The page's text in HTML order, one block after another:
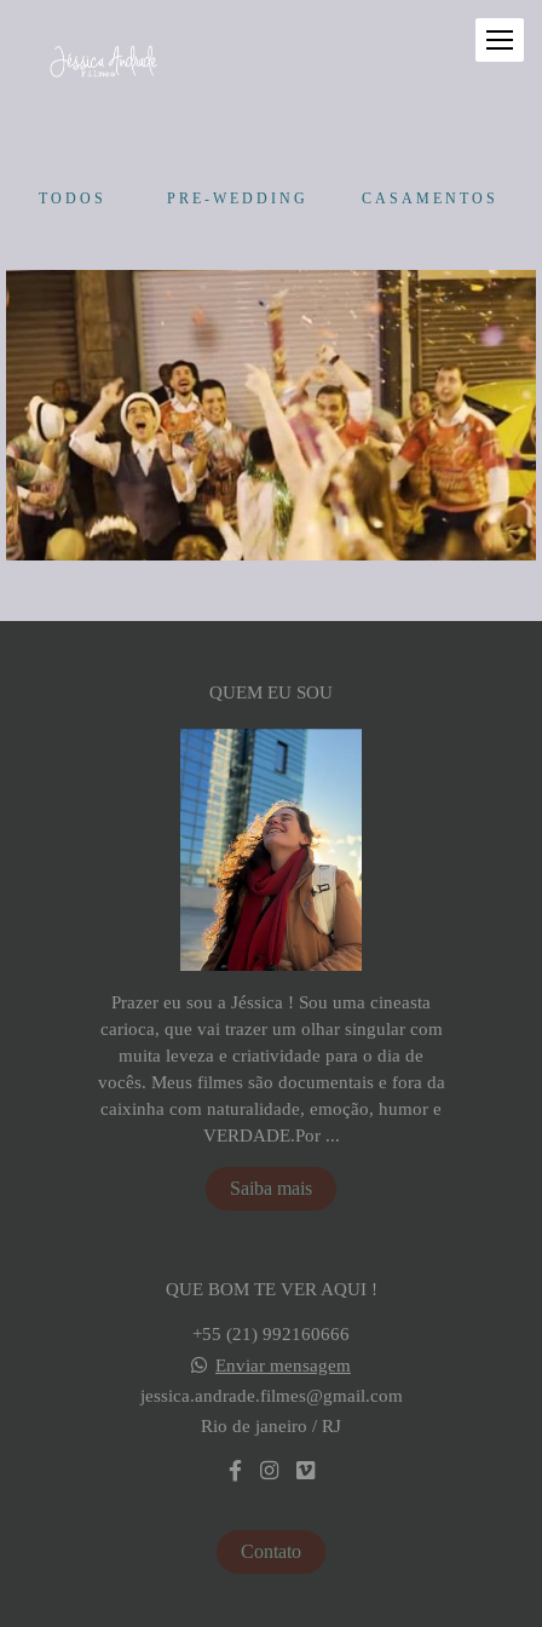
TODOS PRE-WEDDING CASAMENTOS
QUEM EU SOU
Prazer eu sou a Jéssica ! Sou uma cineasta
carioca, que vai trazer um olhar singular com
muita leveza e criatividade para o dia de
vocês. Meus filmes são documentais e fora da
caixinha com naturalidade, emoção, humor e
VERDADE.Por ...
Saiba mais
QUE BOM TE VER AQUI !
+55 (21) 992160666
Enviar mensagem
jessica.andrade.filmes@gmail.com
Rio de janeiro / RJ
Contato